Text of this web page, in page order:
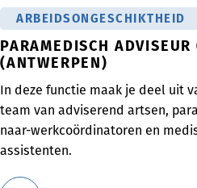
ARBEIDSONGESCHIKTHEID
PARAMEDISCH
(ANTWERPEN)
In deze functie maak je deel uit
team van adviserend artsen,
naar-werkcoördinatoren en
assistenten.